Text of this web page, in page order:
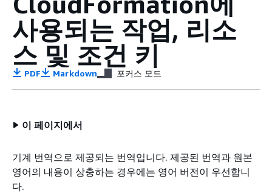
사용되는 작업, 리소
스 및 조건 키
PDF Markdown 포커스 모드
이 페이지에서
기계 번역으로 제공되는 번역입니다. 제공된 번역과 원본
영어의 내용이 상충하는 경우에는 영어 버전이 우선합니
다.